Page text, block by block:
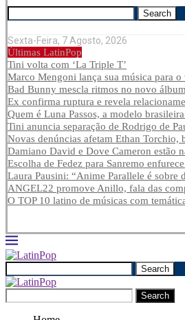
Search
Sexta-Feira, 7 Agosto, 2026
Últimas LatinPop
Tini volta com ‘La Triple T’
Marco Mengoni lança sua música para o
Bad Bunny mescla ritmos no novo
Ex confirma ruptura e revela
Quem é Luna Passos, a modelo
Tini anuncia separação de Rodrigo de
Novas denúncias afetam Ethan Torchio,
Damiano David e Dove Cameron estão
Escolha de Fedez para Sanremo
Laura Pausini: “Anime Parallele é sobre
ANGEL22 promove Anillo, fala das
O TOP 10 latino de músicas com
Search
Search